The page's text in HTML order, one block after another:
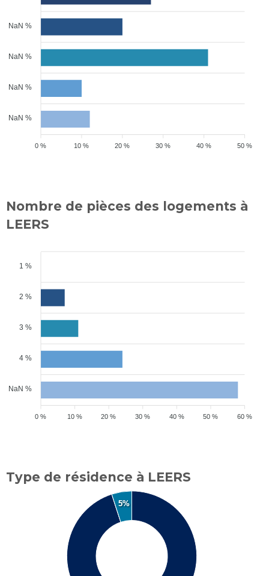
NaN %
NaN %
NaN %
NaN %
50 %
40 %
30 %
20 %
10 %
0 %
Nombre de pièces des logements à
LEERS
1 %
2 %
3 %
4 %
NaN %
60 %
50 %
40 %
30 %
20 %
10 %
0 %
Type de résidence à LEERS
5%